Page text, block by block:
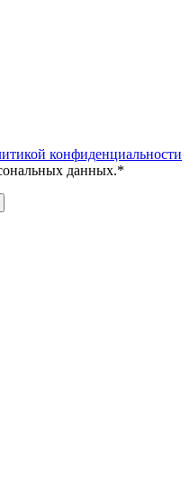
конфиденциальности
данных.*